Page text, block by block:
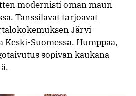
modernisti oman maun
Tanssilavat tarjoavat
Järvi-
Keski-Suomessa. Humppaa,
sopivan kaukana